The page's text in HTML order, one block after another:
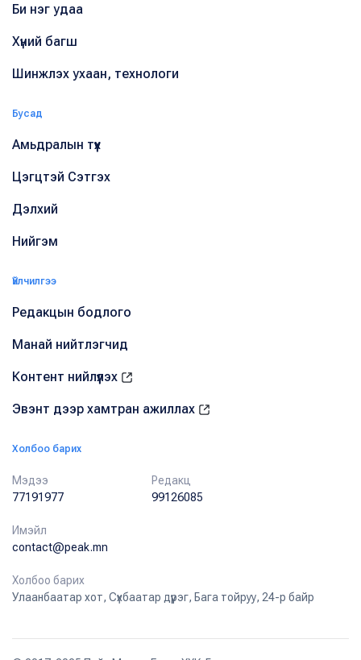
Би нэг удаа
Хүний багш
Шинжлэх ухаан, технологи
Бусад
Амьдралын түүх
Цэгцтэй Сэтгэх
Дэлхий
Нийгэм
Үйлчилгээ
Редакцын бодлого
Манай нийтлэгчид
Контент нийлүүлэх
Эвэнт дээр хамтран ажиллах
Холбоо барих
Мэдээ
77191977
Редакц
99126085
Имэйл
contact@peak.mn
Холбоо барих
Улаанбаатар хот, Сүхбаатар дүүрэг, Бага тойруу, 24-р байр